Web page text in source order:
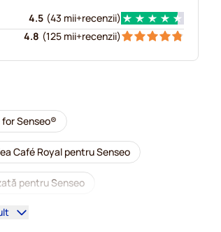
4.5 (43 mii+recenzii)
4.8 (125 mii+recenzii)
Senseo®
Café Royal pentru Senseo
pentru Senseo
cafea Segafredo pentru Senseo